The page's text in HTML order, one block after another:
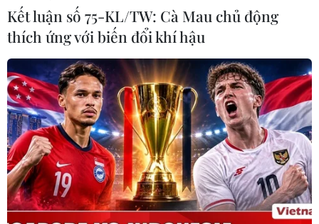
Kết luận số 75-KL/TW: Cà Mau chủ động
thích ứng với biến đổi khí hậu